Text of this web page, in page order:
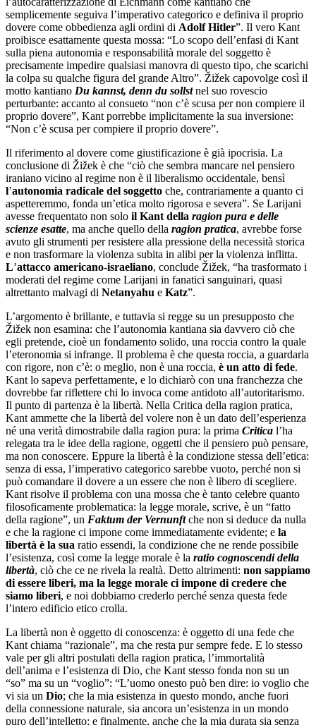
semplicemente seguiva l’imperativo categorico e definiva il proprio
dovere come obbedienza agli ordini di Adolf Hitler”. Il vero Kant
proibisce esattamente questa mossa: “Lo scopo dell’enfasi di Kant
sulla piena autonomia e responsabilità morale del soggetto è
precisamente impedire qualsiasi manovra di questo tipo, che scarichi
la colpa su qualche figura del grande Altro”. Žižek capovolge così il
motto kantiano Du kannst, denn du sollstnel suo rovescio
perturbante: accanto al consueto “non c’è scusa per non compiere il
proprio dovere”, Kant porrebbe implicitamente la sua inversione:
“Non c’è scusa per compiere il proprio dovere”.
Il riferimento al dovere come giustificazione è già ipocrisia. La
conclusione di Žižek è che “ciò che sembra mancare nel pensiero
iraniano vicino al regime non è il liberalismo occidentale, bensì
l’autonomia radicale del soggetto che, contrariamente a quanto ci
aspetteremmo, fonda un’etica molto rigorosa e severa”. Se Larijani
avesse frequentato non solo il Kant della ragion pura e delle
scienze esatte, ma anche quello della ragion pratica, avrebbe forse
avuto gli strumenti per resistere alla pressione della necessità storica
e non trasformare la violenza subita in alibi per la violenza inflitta.
L’attacco americano-israeliano, conclude Žižek, “ha trasformato i
moderati del regime come Larijani in fanatici sanguinari, quasi
altrettanto malvagi di Netanyahu e Katz”.
L’argomento è brillante, e tuttavia si regge su un presupposto che
Žižek non esamina: che l’autonomia kantiana sia davvero ciò che
egli pretende, cioè un fondamento solido, una roccia contro la quale
l’eteronomia si infrange. Il problema è che questa roccia, a guardarla
con rigore, non c’è: o meglio, non è una roccia, è un atto di fede.
Kant lo sapeva perfettamente, e lo dichiarò con una franchezza che
dovrebbe far riflettere chi lo invoca come antidoto all’autoritarismo.
Il punto di partenza è la libertà. Nella Critica della ragion pratica,
Kant ammette che la libertà del volere non è un dato dell’esperienza
né una verità dimostrabile dalla ragion pura: la prima Critica l’ha
relegata tra le idee della ragione, oggetti che il pensiero può pensare,
ma non conoscere. Eppure la libertà è la condizione stessa dell’etica:
senza di essa, l’imperativo categorico sarebbe vuoto, perché non si
può comandare il dovere a un essere che non è libero di scegliere.
Kant risolve il problema con una mossa che è tanto celebre quanto
filosoficamente problematica: la legge morale, scrive, è un “fatto
della ragione”, un Faktum der Vernunftche non si deduce da nulla
e che la ragione ci impone come immediatamente evidente; e la
libertà è la sua ratio essendi, la condizione che ne rende possibile
l’esistenza, così come la legge morale è la ratio cognoscendi della
libertà, ciò che ce ne rivela la realtà. Detto altrimenti: non sappiamo
di essere liberi, ma la legge morale ci impone di credere che
siamo liberi, e noi dobbiamo crederlo perché senza questa fede
l’intero edificio etico crolla.
La libertà non è oggetto di conoscenza: è oggetto di una fede che
Kant chiama “razionale”, ma che resta pur sempre fede. E lo stesso
vale per gli altri postulati della ragion pratica, l’immortalità
dell’anima e l’esistenza di Dio, che Kant stesso fonda non su un
“so” ma su un “voglio”: “L’uomo onesto può ben dire: io voglio che
vi sia un Dio; che la mia esistenza in questo mondo, anche fuori
della connessione naturale, sia ancora un’esistenza in un mondo
puro dell’intelletto; e finalmente, anche che la mia durata sia senza